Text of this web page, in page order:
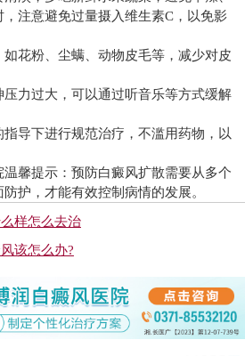
注意避免过量摄入维生素C，以免影
花粉、尘螨、动物皮毛等，减少对皮
力过大，可以通过听音乐等方式缓解
下进行规范治疗，不滥用药物，以
温馨提示：预防白癜风扩散需要从多个
护，才能有效控制病情的发展。
样怎么去治
该怎么办?